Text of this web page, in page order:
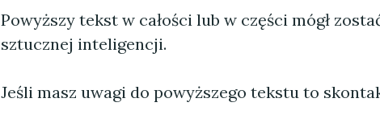
Powyższy tekst w całości lub w części mógł
sztucznej inteligencji.
Jeśli masz uwagi do powyższego tekstu to